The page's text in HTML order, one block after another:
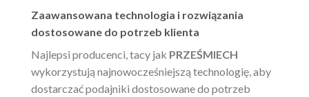
Zaawansowana technologia i rozwiązania
dostosowane do potrzeb klienta
Najlepsi producenci, tacy jak PRZEŚMIECH
wykorzystują najnowocześniejszą technologię, aby
dostarczać podajniki dostosowane do potrzeb